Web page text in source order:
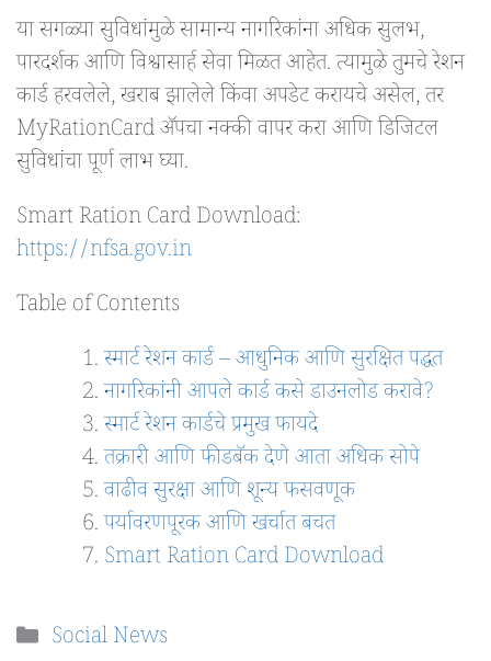
या सगळ्या सुविधांमुळे सामान्य नागरिकांना अधिक सुलभ,
पारदर्शक आणि विश्वासार्ह सेवा मिळत आहेत. त्यामुळे तुमचे रेशन
कार्ड हरवलेले, खराब झालेले किंवा अपडेट करायचे असेल, तर
MyRationCard ॲपचा नक्की वापर करा आणि डिजिटल
सुविधांचा पूर्ण लाभ घ्या.
Smart Ration Card Download:
https://nfsa.gov.in
Table of Contents
स्मार्ट रेशन कार्ड – आधुनिक आणि सुरक्षित पद्धत
नागरिकांनी आपले कार्ड कसे डाउनलोड करावे?
स्मार्ट रेशन कार्डचे प्रमुख फायदे
तक्रारी आणि फीडबॅक देणे आता अधिक सोपे
वाढीव सुरक्षा आणि शून्य फसवणूक
पर्यावरणपूरक आणि खर्चात बचत
Smart Ration Card Download
Categories
Social News